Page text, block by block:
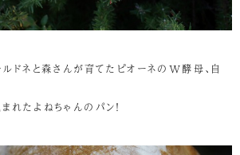
ドネと森さんが育てたピオーネのW酵母、自
たよねちゃんのパン！